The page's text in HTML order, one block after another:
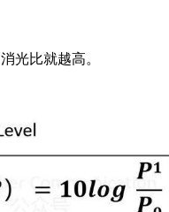
光比就越高。